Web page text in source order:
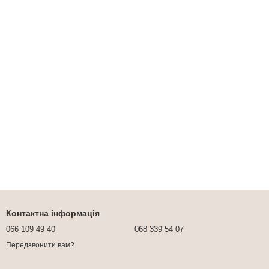
Контактна інформація
066 109 49 40
Передзвонити вам?
068 339 54 07